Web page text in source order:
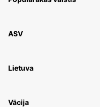
ASV
Lietuva
Vācija